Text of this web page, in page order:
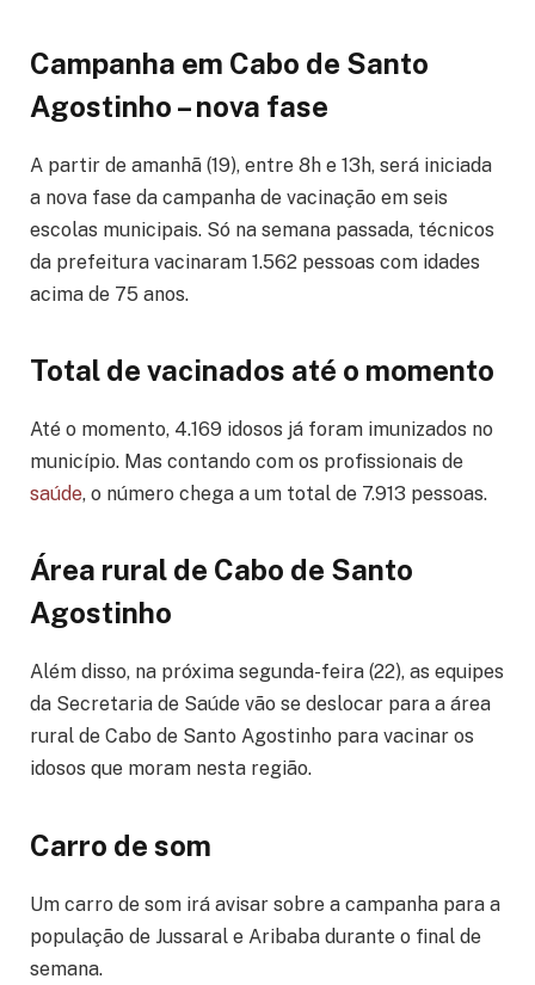
Campanha em Cabo de Santo
Agostinho – nova fase
A partir de amanhã (19), entre 8h e 13h, será iniciada
a nova fase da campanha de vacinação em seis
escolas municipais. Só na semana passada, técnicos
da prefeitura vacinaram 1.562 pessoas com idades
acima de 75 anos.
Total de vacinados até o momento
Até o momento, 4.169 idosos já foram imunizados no
município. Mas contando com os profissionais de
saúde, o número chega a um total de 7.913 pessoas.
Área rural de Cabo de Santo
Agostinho
Além disso, na próxima segunda-feira (22), as equipes
da Secretaria de Saúde vão se deslocar para a área
rural de Cabo de Santo Agostinho para vacinar os
idosos que moram nesta região.
Carro de som
Um carro de som irá avisar sobre a campanha para a
população de Jussaral e Aribaba durante o final de
semana.